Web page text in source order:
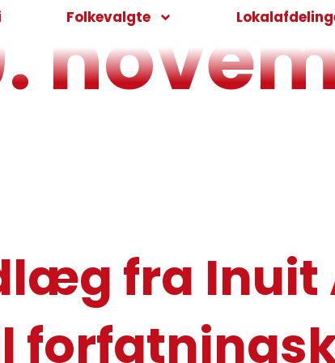
Folkevalgte
fra